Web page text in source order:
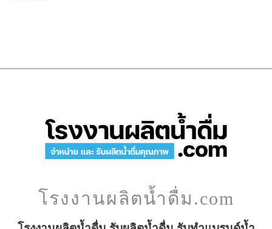
โรงงานผลิตน้ำดื่ม.com